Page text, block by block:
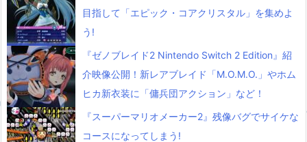
目指して「エピック・コアクリスタル」を集めよ
う!
『ゼノブレイド2 Nintendo Switch 2 Edition』紹
介映像公開！新レアブレイド「M.O.M.O.」やホム
ヒカ新衣装に「傭兵団アクション」など！
『スーパーマリオメーカー2』残像バグでサイケな
コースになってしまう!